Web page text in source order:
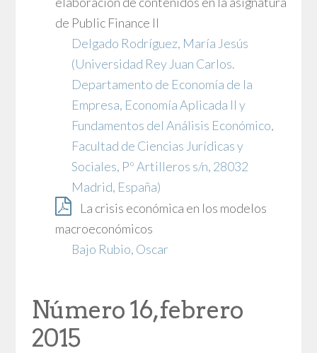
de Public Finance II
Delgado Rodríguez, María Jesús
(Universidad Rey Juan Carlos.
Departamento de Economía de la
Empresa, Economía Aplicada II y
Fundamentos del Análisis Económico,
Facultad de Ciencias Jurídicas y
Sociales, Pº Artilleros s/n, 28032
Madrid, España)
La crisis económica en los modelos
macroeconómicos
Bajo Rubio, Oscar
Número 16, febrero
2015